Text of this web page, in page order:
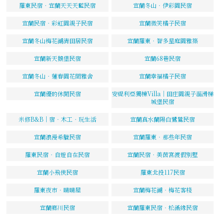
羅東民宿‧宜蘭天天天藍民宿 宜蘭冬山．伊彩園民宿
宜蘭民宿‧彩虹園親子民宿 宜蘭微笑橘子民宿
宜蘭冬山梅花湖清田居民宿 宜蘭羅東．智多星庭園雅築
宜蘭新天鵝堡民宿 宜蘭68巷民宿
宜蘭冬山‧蓮春園花間雅舍 宜蘭幸福橘子民宿
宜蘭優的休閒民宿
安緹利亞獨棟Villa｜田庄園親子溜滑梯
城堡民宿
米修B&B｜宿‧木工‧玩生活 宜蘭真水蘭陽白鷺鷥民宿
宜蘭浪漫希臘民宿 宜蘭羅東．那些年民宿
羅東民宿‧自遊自在民宿 宜蘭民宿．美茵宮渡假別墅
宜蘭小飛俠民宿 羅東北投117民宿
羅東夜市‧晴晴屋 宜蘭梅花湖‧梅花客棧
宜蘭鄉川民宿 宜蘭羅東民宿‧松滿緣民宿